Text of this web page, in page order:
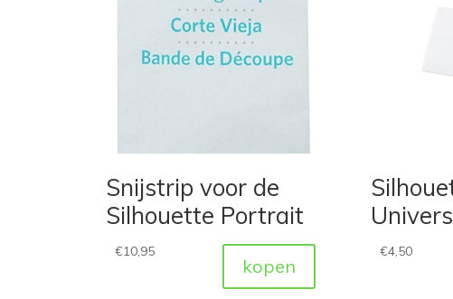
Snijstrip voor de
Silhouette Portrait
€10,95
kopen
€4,50